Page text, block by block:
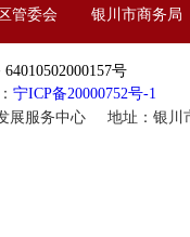
管委会 银川市商务局
号
宁ICP备20000752号-1
展服务中心 地址：银川